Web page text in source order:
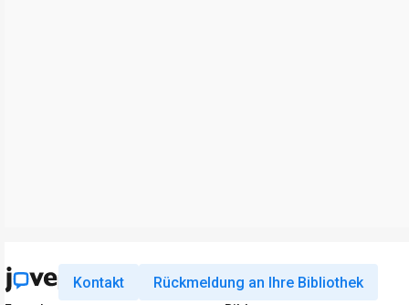
Kontakt Rückmeldung an Ihre Bibliothek